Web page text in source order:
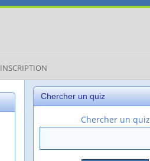
INSCRIPTION
Chercher un quiz
Chercher un quiz